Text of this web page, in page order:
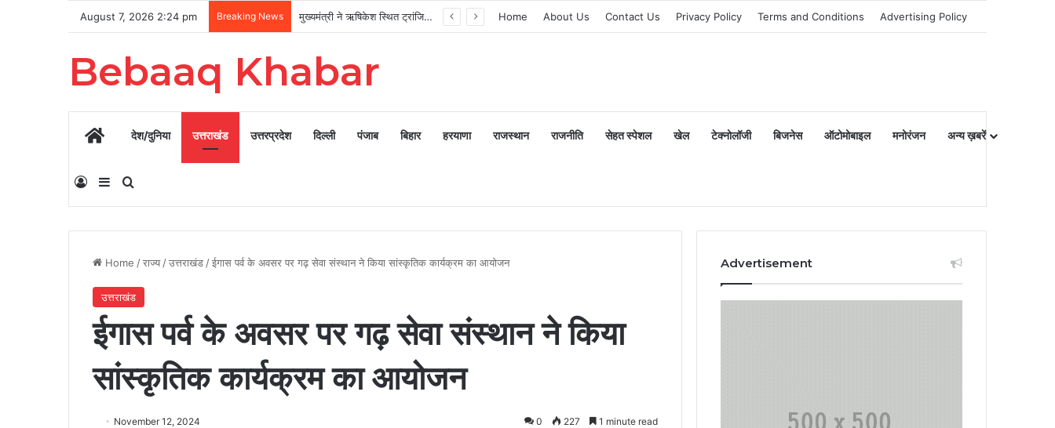
August 7, 2026 2:24 pm Breaking News मुख्यमंत्री ने ऋषिकेश स्थित ट्रांजिट कैंप का किया औचक निरीक्षण Home About Us Contact Us Privacy Policy Terms and Conditions Advertising Policy
Bebaaq Khabar
Homeदेश/दुनिया उत्तराखंड उत्तरप्रदेश दिल्ली पंजाब बिहार हरयाणा राजस्थान राजनीति सेहत स्पेशल खेल टेक्नोलॉजी बिजनेस ऑटोमोबाइल मनोरंजन अन्य ख़बरें
Log InSidebarSearch for
Home /राज्य /उत्तराखंड /ईगास पर्व के अवसर पर गढ़ सेवा संस्थान ने किया सांस्कृतिक कार्यक्रम का आयोजन
उत्तराखंड
ईगास पर्व के अवसर पर गढ़ सेवा संस्थान ने किया
सांस्कृतिक कार्यक्रम का आयोजन
November 12, 2024 0 227 1 minute read
Advertisement